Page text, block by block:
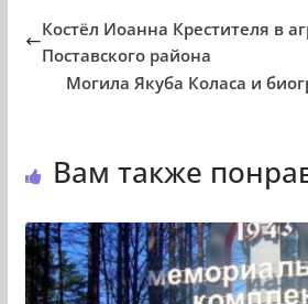
Костёл Иоанна Крестителя в
Поставского района
Могила Якуба Коласа и
Вам также